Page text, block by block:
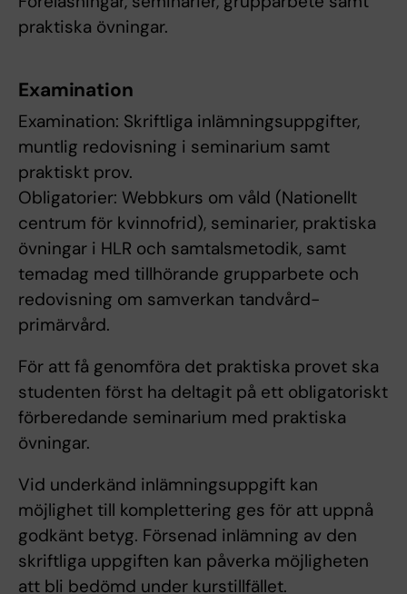
praktiska övningar.
Examination
Examination: Skriftliga inlämningsuppgifter,
muntlig redovisning i seminarium samt
praktiskt prov.
Obligatorier: Webbkurs om våld (Nationellt
centrum för kvinnofrid), seminarier, praktiska
övningar i HLR och samtalsmetodik, samt
temadag med tillhörande grupparbete och
redovisning om samverkan tandvård-
primärvård.
För att få genomföra det praktiska provet ska
studenten först ha deltagit på ett obligatoriskt
förberedande seminarium med praktiska
övningar.
Vid underkänd inlämningsuppgift kan
möjlighet till komplettering ges för att uppnå
godkänt betyg. Försenad inlämning av den
skriftliga uppgiften kan påverka möjligheten
att bli bedömd under kurstillfället.